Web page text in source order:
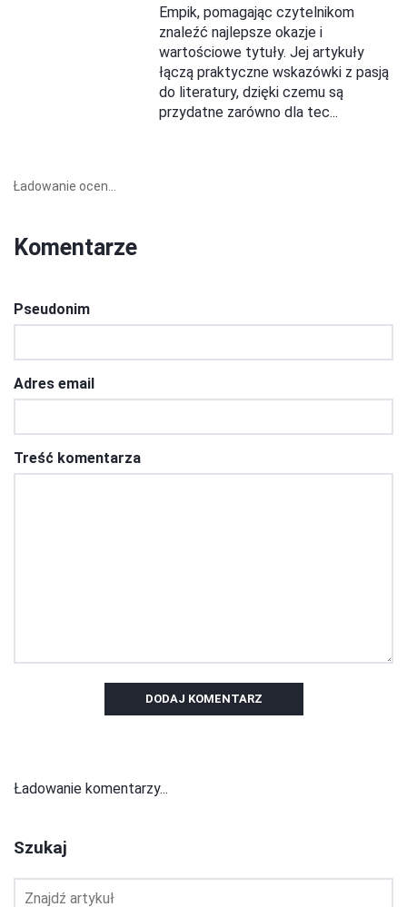
Empik, pomagając czytelnikom
znaleźć najlepsze okazje i
wartościowe tytuły. Jej artykuły
łączą praktyczne wskazówki z pasją
do literatury, dzięki czemu są
przydatne zarówno dla tec...
Ładowanie ocen...
Komentarze
Pseudonim
Adres email
Treść komentarza
DODAJ KOMENTARZ
Ładowanie komentarzy...
Szukaj